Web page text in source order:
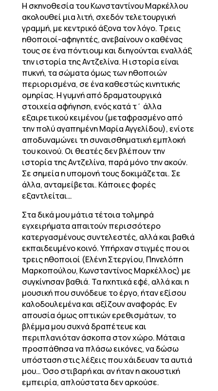
Η σκηνοθεσία του Κωνσταντίνου Μαρκέλλου
ακολουθεί μια λιτή, σχεδόν τελετουργική
γραμμή, με κεντρικό άξονα τον λόγο. Τρεις
ηθοποιοί-αφηγητές, ανεβαίνουν ο καθένας
τους σε ένα πόντιουμ και διηγούνται εναλλάξ
την ιστορία της Αντζελίνα. Η ιστορία είναι
πυκνή, τα σώματα όμως των ηθοποιών
περιορισμένα, σε ένα καθεστώς κινητικής
ομηρίας. Η γυμνή από δραματουργικά
στοιχεία αφήγηση, ενός κατά τ΄ άλλα
εξαιρετικού κειμένου (μεταφρασμένο από
την πολύ αγαπημένη Μαρία Αγγελίδου), ενίοτε
αποδυναμώνει τη συναισθηματική εμπλοκή
του κοινού. Οι θεατές δεν βλέπουν την
ιστορία της Αντζελίνα, παρά μόνο την ακούν.
Σε σημεία η υπομονή τους δοκιμάζεται. Σε
άλλα, ανταμείβεται. Κάποιες φορές
εξαντλείται…
Στα δικά μου μάτια τέτοια τολμηρά
εγχειρήματα απαιτούν περισσότερο
κατεργασμένους συντελεστές, αλλά και βαθιά
εκπαιδευμένο κοινό. Υπήρχαν στιγμές που οι
τρεις ηθοποιοί (Ελένη Στεργίου, Πηνελόπη
Μαρκοπούλου, Κωνσταντίνος Μαρκέλλος) με
συγκίνησαν βαθιά. Τα ηχητικά εφέ, αλλά και η
μουσική που συνόδευε το έργο, ήταν εξίσου
καλοδουλεμένα και αξίζουν αναφοράς. Εν
απουσία όμως οπτικών ερεθισμάτων, το
βλέμμα μου συχνά δραπέτευε και
περιπλανιόταν άσκοπα στον χώρο. Μάταια
προσπάθησα να πλάσω εικόνες, να δώσω
υπόσταση στις λέξεις που χάιδευαν τα αυτιά
μου… Όσο στιβαρή και αν ήταν η ακουστική
εμπειρία, απλούστατα δεν αρκούσε.